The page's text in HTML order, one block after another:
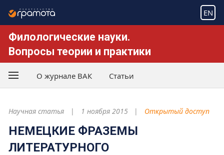
EN
Филологические науки.
Вопросы теории и практики
О журнале ВАК Статьи
Научная статья 1 ноября 2015 Открытый доступ
НЕМЕЦКИЕ ФРАЗЕМЫ
ЛИТЕРАТУРНОГО